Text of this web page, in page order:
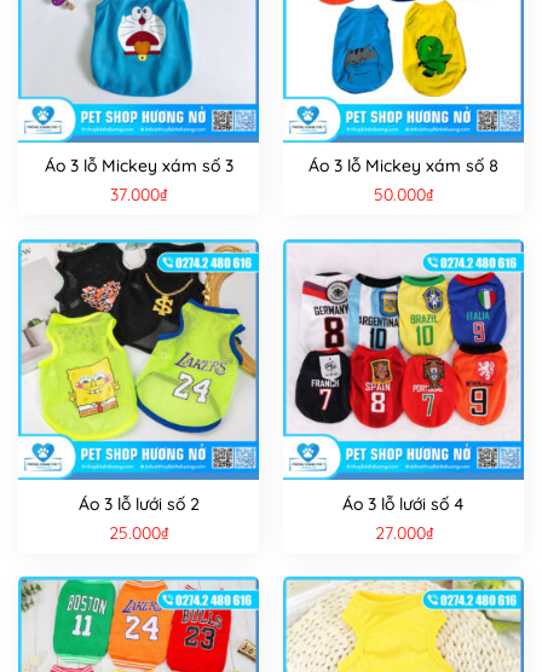
Áo 3 lỗ Mickey xám số 3
37.000₫
Áo 3 lỗ Mickey xám số 8
50.000₫
Áo 3 lỗ lưới số 2
25.000₫
Áo 3 lỗ lưới số 4
27.000₫